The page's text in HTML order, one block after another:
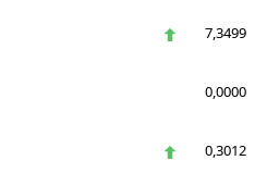
7,3499
0,0000
0,3012